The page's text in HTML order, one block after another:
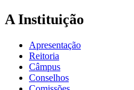
A Instituição
Apresentação
Reitoria
Câmpus
Conselhos